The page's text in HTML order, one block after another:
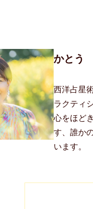
かとう
西洋占星
ラクティ
心をほど
す、誰か
います。